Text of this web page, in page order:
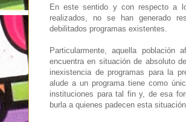
En este sentido y con respecto a
realizados, no se han generado
debilitados programas existentes.
Particularmente, aquella población
encuentra en situación de absoluto
inexistencia de programas para la
alude a un programa tiene como
instituciones para tal fin y, de esa
burla a quienes padecen esta